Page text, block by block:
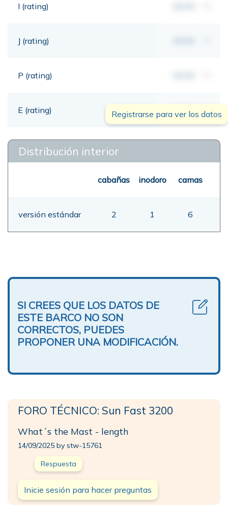
I (rating)
J (rating)
P (rating)
E (rating) 00,00 mt
Registrarse para ver los datos
Distribución interior
cabañas inodoro camas
versión estándar 2 1 6
SI CREES QUE LOS DATOS DE
ESTE BARCO NO SON
CORRECTOS, PUEDES
PROPONER UNA MODIFICACIÓN.
FORO TÉCNICO: Sun Fast 3200
What´s the Mast - length
14/09/2025 by stw-15761
Respuesta
Inicie sesión para hacer preguntas